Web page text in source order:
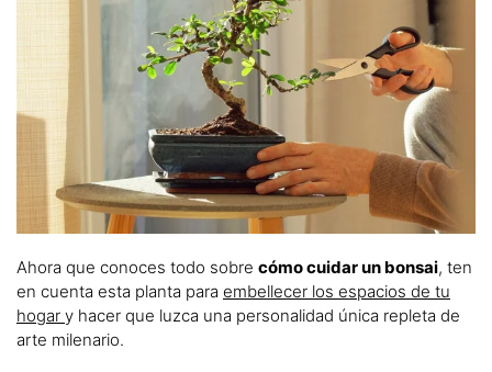
Ahora que conoces todo sobre cómo cuidar un bonsai, ten
en cuenta esta planta para embellecer los espacios de tu
hogar y hacer que luzca una personalidad única repleta de
arte milenario.